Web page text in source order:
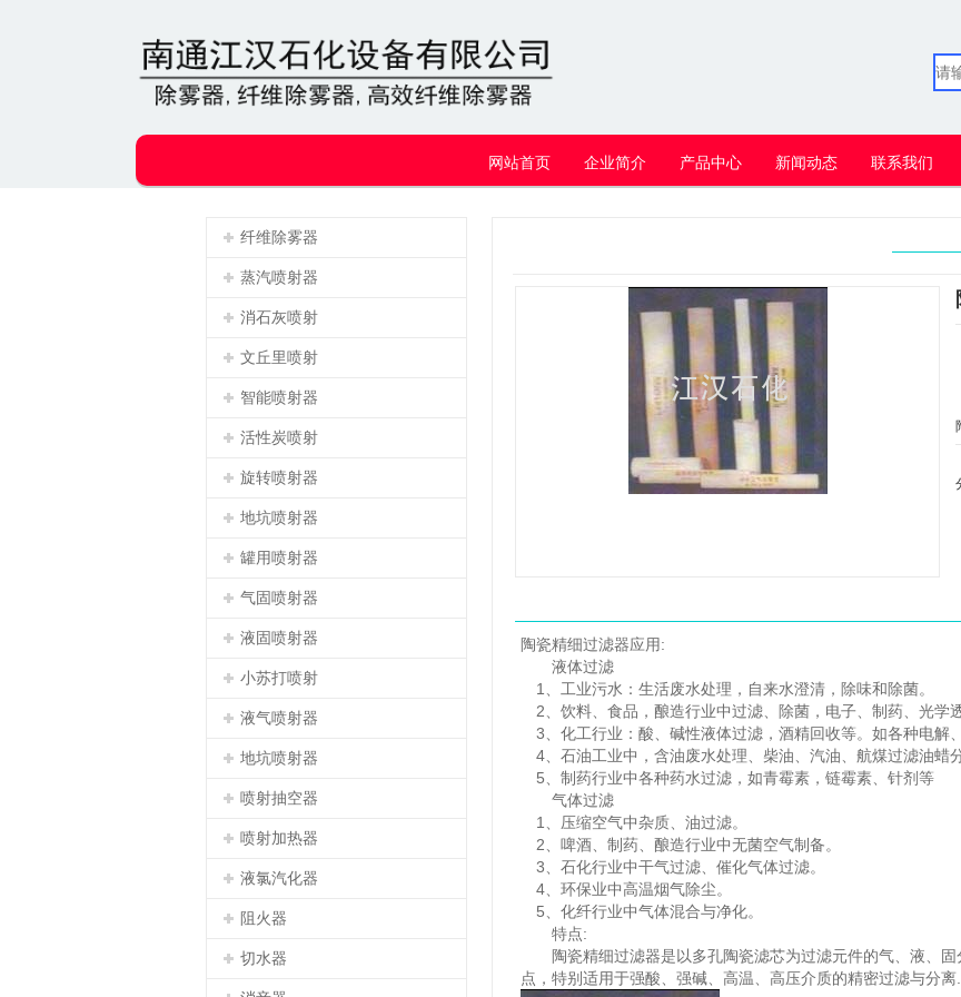
网站首页 企业简介 产品中心 新闻动态 联系我们
纤维除雾器
蒸汽喷射器
消石灰喷射
文丘里喷射
智能喷射器
活性炭喷射
旋转喷射器
地坑喷射器
罐用喷射器
气固喷射器
液固喷射器
小苏打喷射
液气喷射器
地坑喷射器
喷射抽空器
喷射加热器
液氯汽化器
阻火器
切水器
陶瓷精细过滤器应用:
液体过滤
1、工业污水：生活废水处理，自来水澄清，除味和除菌。
2、饮料、食品，酿造行业中过滤、除菌，电子、制药、光学
3、化工行业：酸、碱性液体过滤，酒精回收等。如各种电解
4、石油工业中，含油废水处理、柴油、汽油、航煤过滤油蜡分
5、制药行业中各种药水过滤，如青霉素，链霉素、针剂等
气体过滤
1、压缩空气中杂质、油过滤。
2、啤酒、制药、酿造行业中无菌空气制备。
3、石化行业中干气过滤、催化气体过滤。
4、环保业中高温烟气除尘。
5、化纤行业中气体混合与净化。
特点:
陶瓷精细过滤器是以多孔陶瓷滤芯为过滤元件的气、液、固
点，特别适用于强酸、强碱、高温、高压介质的精密过滤与分离.